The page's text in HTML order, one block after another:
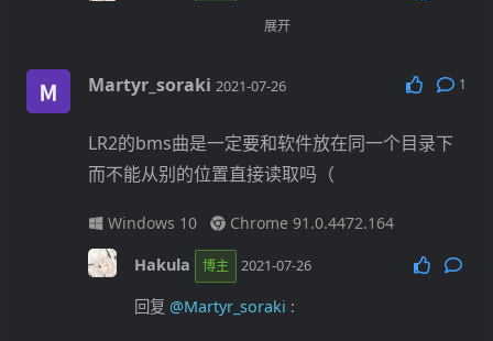
ok~
展开
Martyr_soraki 2021-07-26 1
LR2的bms曲是一定要和软件放在同一个目录下
而不能从别的位置直接读取吗（
Windows 10
Chrome 91.0.4472.164
Hakula
博主 2021-07-26
回复 @Martyr_soraki :